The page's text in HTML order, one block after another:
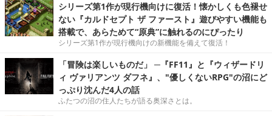
シリーズ第1作が現行機向けに復活！懐かしくも色褪せ
ない『カルドセプト ザ ファースト』遊びやすい機能も
搭載で、あらためて“原典”に触れるのにぴったり
シリーズ第1作が現行機向けの新機能を備えて復活！
「冒険は楽しいものだ」 ─『FF11』と『ウィザードリ
ィ ヴァリアンツ ダフネ』、"優しくないRPG"の沼にど
っぷり沈んだ4人の話
ふたつの沼の住人たちが語る奥深さとは。